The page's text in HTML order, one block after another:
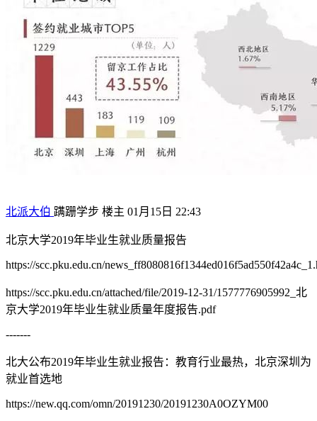
北派大伯 蹒跚学步 楼主 01月15日 22:43
北京大学2019年毕业生就业质量报告
https://scc.pku.edu.cn/
https://scc.pku.edu.cn/attached/file/2019-12-31/1577776905992_北
京大学2019年毕业生就业质量年度报告.pdf
-------
北大公布2019年毕业生就业报告：教育行业最热，北京深圳为
就业首选地
https://new.qq.com/omn/20191230/20191230A0OZYM00